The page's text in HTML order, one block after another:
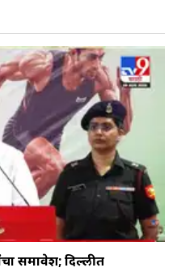
समावेश; दिल्लीत